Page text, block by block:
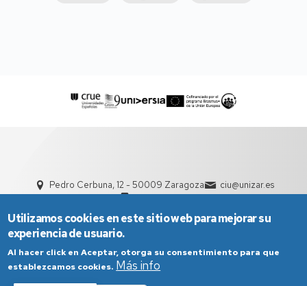
Pedro Cerbuna, 12 - 50009 Zaragoza
ciu@unizar.es
Utilizamos cookies en este sitio web para mejorar su
experiencia de usuario.
Al hacer click en Aceptar, otorga su consentimiento para que
establezcamos cookies. Más info